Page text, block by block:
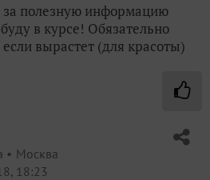
полезную информацию
в курсе! Обязательно
вырастет (для красоты)
Москва
18:23